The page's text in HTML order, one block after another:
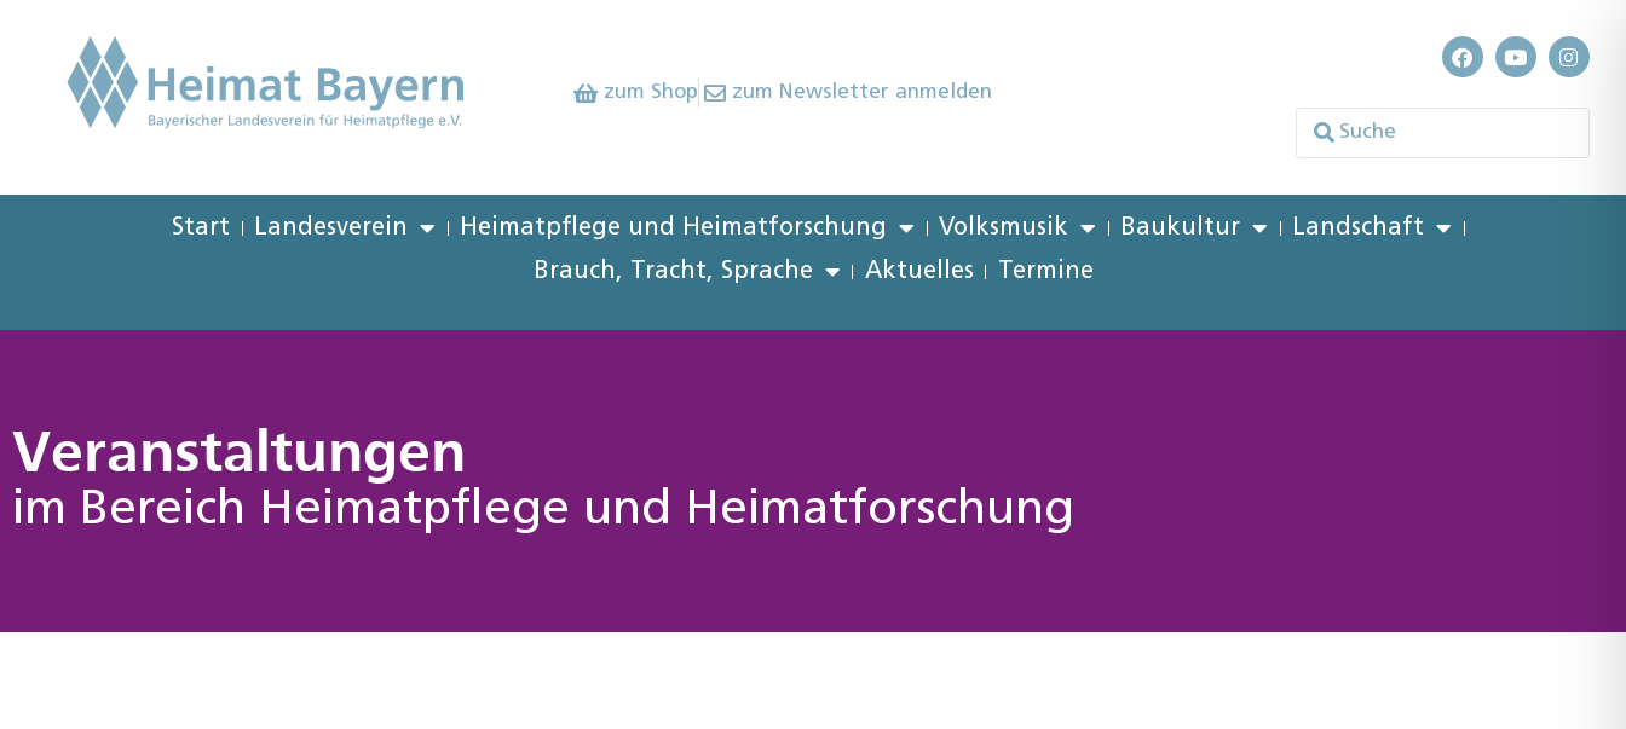
zum Shop zum Newsletter anmelden
Start Landesverein Heimatpflege und Heimatforschung Volksmusik Baukultur
Landschaft
Brauch, Tracht, Sprache
Aktuelles Termine
Veranstaltungen
im Bereich Heimatpflege und Heimatforschung